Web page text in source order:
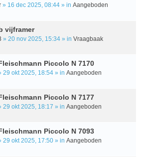
» 16 dec 2025, 08:44 » in Aangeboden
vijframer
» 20 nov 2025, 15:34 » in Vraagbaak
Piccolo N 7170
29 okt 2025, 18:54 » in Aangeboden
Piccolo N 7177
29 okt 2025, 18:17 » in Aangeboden
Piccolo N 7093
29 okt 2025, 17:50 » in Aangeboden